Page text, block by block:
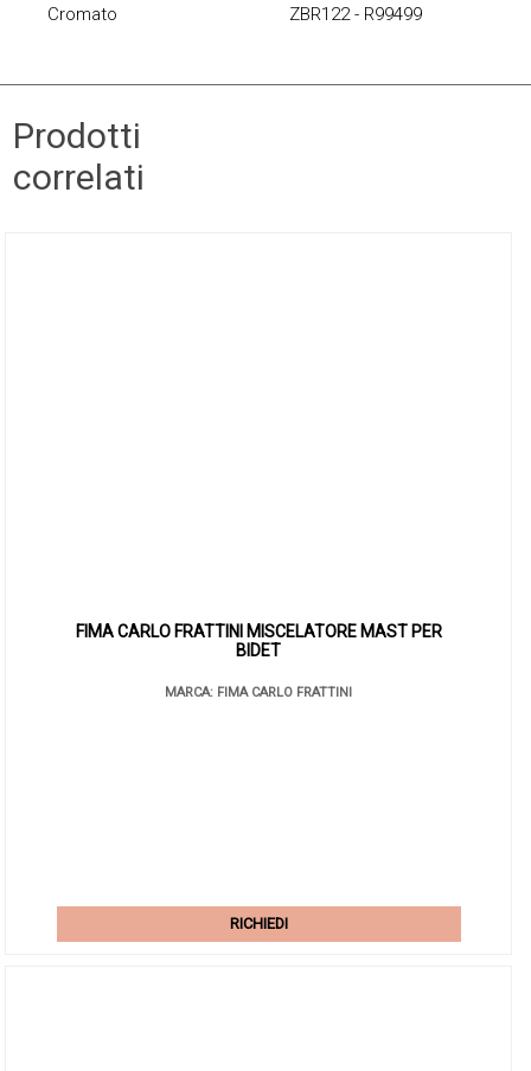
Cromato ZBR122 - R99499
Prodotti
correlati
FIMA CARLO FRATTINI MISCELATORE MAST PER
BIDET
MARCA: FIMA CARLO FRATTINI
RICHIEDI